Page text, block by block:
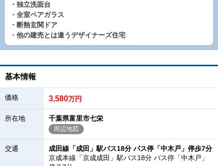
・独立洗面台
・全室ペアガラス
・断熱玄関ドア
・他の建売とは違うデザイナーズ住宅
基本情報
価格 3,580万円
所在地 千葉県富里市七栄
周辺地図
交通
成田線「成田」駅バス18分 バス停「中木戸」停歩7分
京成本線「京成成田」駅バス18分 バス停「中木戸」